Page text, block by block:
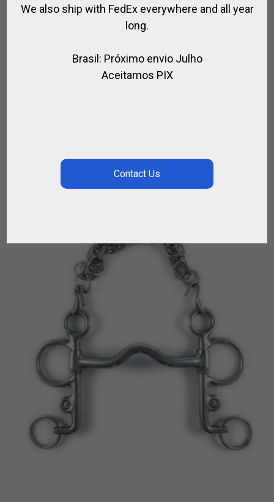
We also ship with FedEx everywhere and all year
long.
Brasil: Próximo envio Julho
Aceitamos PIX